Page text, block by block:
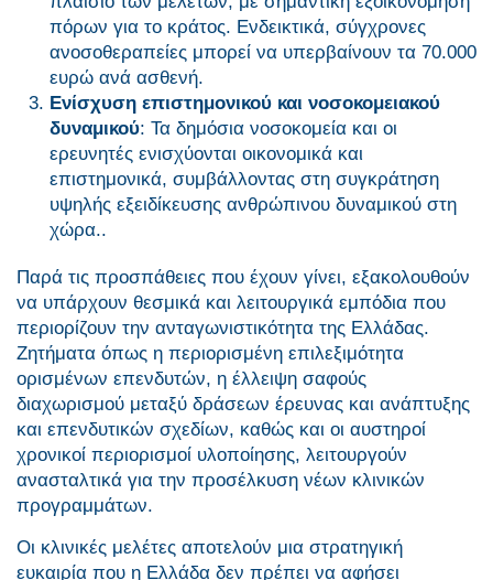
πόρων για το κράτος. Ενδεικτικά, σύγχρονες
ανοσοθεραπείες μπορεί να υπερβαίνουν τα 70.000
ευρώ ανά ασθενή.
Ενίσχυση επιστημονικού και νοσοκομειακού
δυναμικού: Τα δημόσια νοσοκομεία και οι
ερευνητές ενισχύονται οικονομικά και
επιστημονικά, συμβάλλοντας στη συγκράτηση
υψηλής εξειδίκευσης ανθρώπινου δυναμικού στη
χώρα..
Παρά τις προσπάθειες που έχουν γίνει, εξακολουθούν
να υπάρχουν θεσμικά και λειτουργικά εμπόδια που
περιορίζουν την ανταγωνιστικότητα της Ελλάδας.
Ζητήματα όπως η περιορισμένη επιλεξιμότητα
ορισμένων επενδυτών, η έλλειψη σαφούς
διαχωρισμού μεταξύ δράσεων έρευνας και ανάπτυξης
και επενδυτικών σχεδίων, καθώς και οι αυστηροί
χρονικοί περιορισμοί υλοποίησης, λειτουργούν
ανασταλτικά για την προσέλκυση νέων κλινικών
προγραμμάτων.
Οι κλινικές μελέτες αποτελούν μια στρατηγική
ευκαιρία που η Ελλάδα δεν πρέπει να αφήσει